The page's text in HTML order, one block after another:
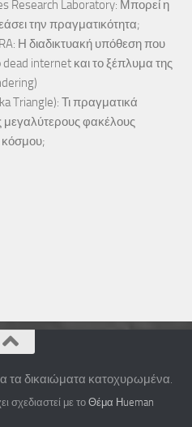
Research Laboratory: Μπορεί η
την πραγματικότητα;
Η διαδικτυακή υπόθεση που
internet και το ξέπλυμα της
Triangle): Τι πραγματικά
μεγαλύτερους φακέλους
τα δικαιώματα κατοχυρωμένα.
σχεδιαστεί με τοΘέμα Ηueman